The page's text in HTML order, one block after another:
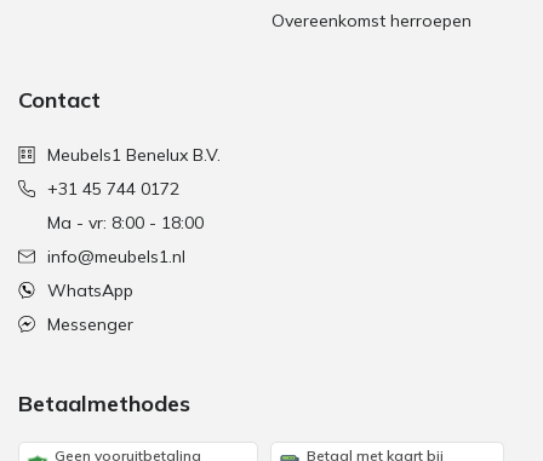
Overeenkomst herroepen
Contact
Meubels1 Benelux B.V.
+31 45 744 0172
Ma - vr: 8:00 - 18:00
info@meubels1.nl
WhatsApp
Messenger
Betaalmethodes
Geen vooruitbetaling
Betaal met kaart bij